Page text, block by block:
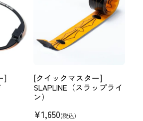
]
[クイックマスター]
SLAPLINE（スラップライ
ン）
¥1,650(税込)